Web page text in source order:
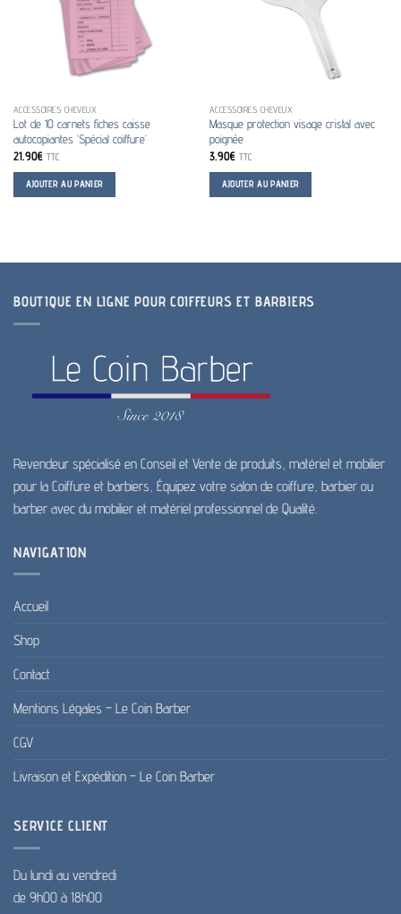
ACCESSOIRES CHEVEUX
Lot de 10 carnets fiches caisse
autocopiantes ‘Spécial coiffure’
21.90€ TTC
AJOUTER AU PANIER
ACCESSOIRES CHEVEUX
Masque protection visage cristal avec
poignée
3.90€ TTC
AJOUTER AU PANIER
BOUTIQUE EN LIGNE POUR COIFFEURS ET BARBIERS
Revendeur spécialisé en Conseil et Vente de produits, matériel et mobilier
pour la Coiffure et barbiers, Équipez votre salon de coiffure, barbier ou
barber avec du mobilier et matériel professionnel de Qualité.
NAVIGATION
Accueil
Shop
Contact
Mentions Légales – Le Coin Barber
CGV
Livraison et Expédition – Le Coin Barber
SERVICE CLIENT
Du lundi au vendredi
de 9h00 à 18h00